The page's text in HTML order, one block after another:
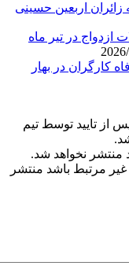
اربعین حسینی
تسهیلات ازدواج در تیر ماه
رفاه کارگران در بهار
از تایید توسط تیم
منتشر نخواهد شد.
غیر مرتبط باشد منتشر